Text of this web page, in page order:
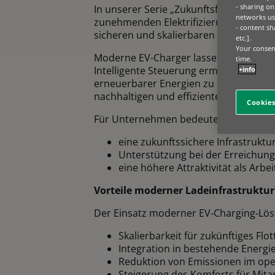
In unserer Serie „Zukunftsfabrik“
zunehmenden Elektrifizierung von
sicheren und skalierbaren
Moderne EV-Charger lassen sich mit
Intelligente Steuerung ermöglicht es,
erneuerbarer Energien zu optimieren.
nachhaltigen und effizienten
Für Unternehmen bedeutet das:
eine zukunftssichere
Unterstützung bei der Erreichung
eine höhere Attraktivität als
Vorteile moderner Ladeinfrastruktur
Der Einsatz moderner
Skalierbarkeit für zukünftiges
Integration in bestehende
Reduktion von Emissionen im
- sharing
networks
- content
etc.].
Your
time.
+info